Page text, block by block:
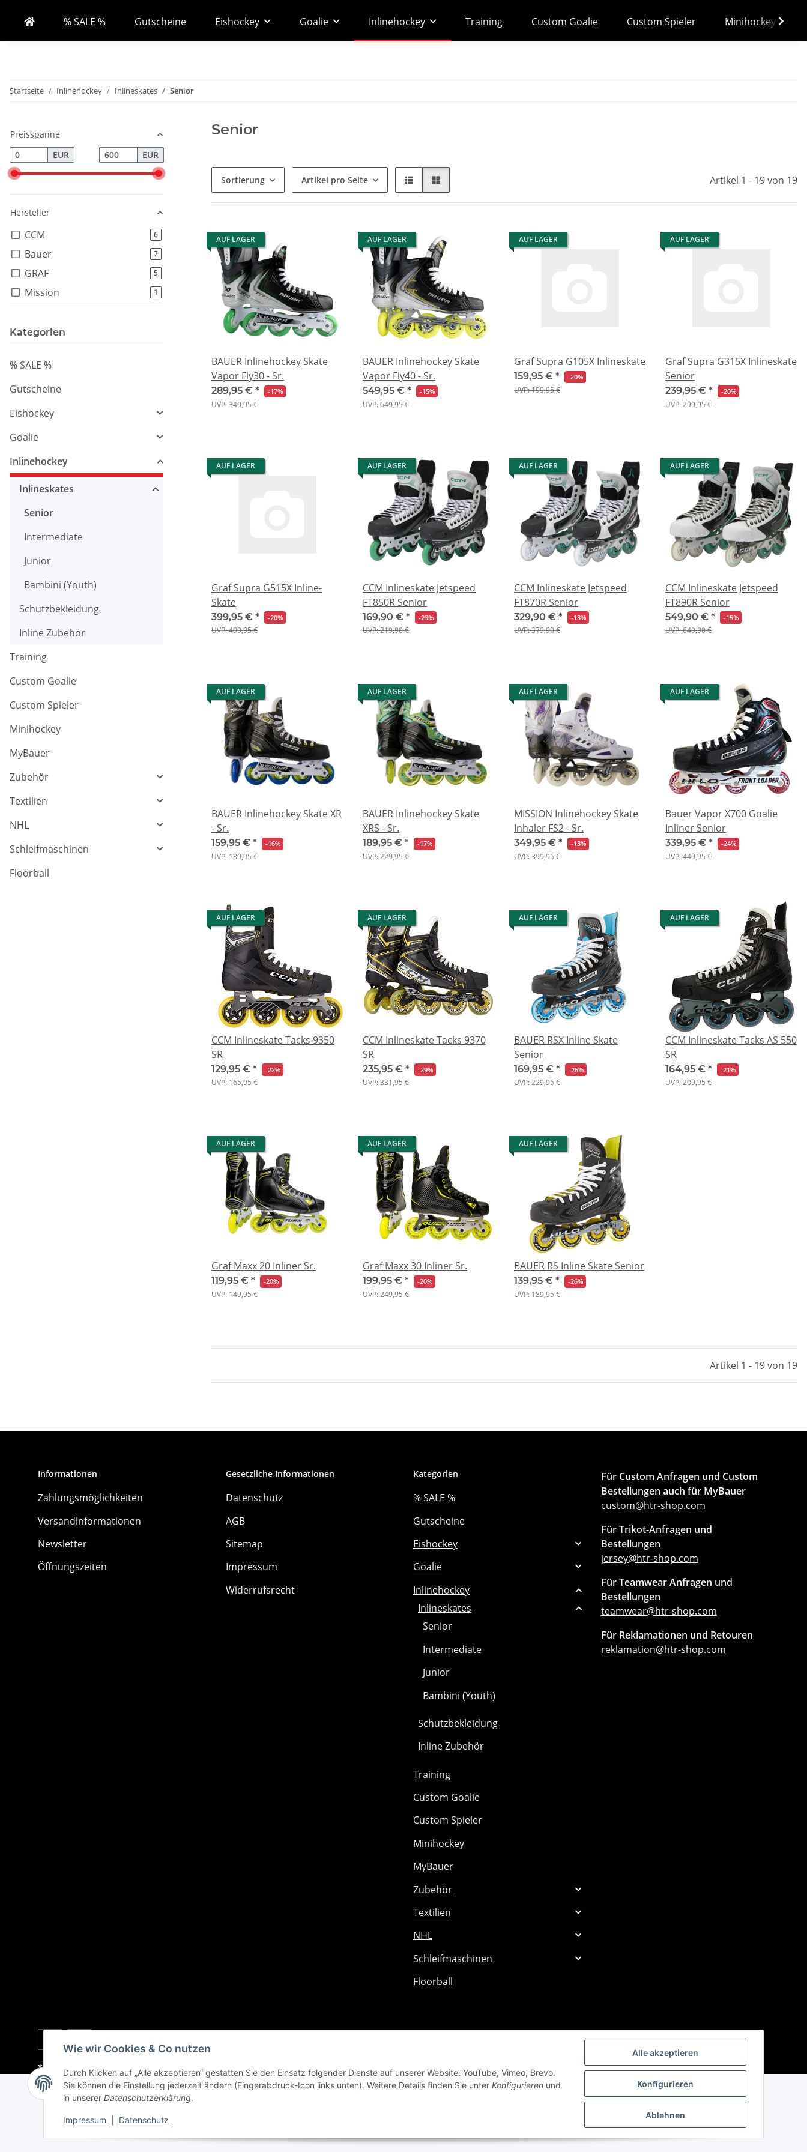
Alle akzeptieren
Konfigurieren
Ablehnen
Wie wir Cookies & Co nutzen
Durch Klicken auf „Alle akzeptieren“ gestatten Sie den Einsatz folgender Dienste auf unserer Website: YouTube, Vimeo, Brevo.
Sie können die Einstellung jederzeit ändern (Fingerabdruck-Icon links unten). Weitere Details finden Sie unter Konfigurieren und
in unserer Datenschutzerklärung.
Impressum Datenschutz
% SALE % Gutscheine Eishockey Goalie Inlinehockey Training Custom Goalie Custom Spieler Minihockey
Startseite Inlinehockey Inlineskates Senior
Senior
Sortierung Artikel pro Seite Artikel 1 - 19 von 19
AUF LAGER
BAUER Inlinehockey Skate
Vapor Fly30 - Sr.
289,95 € * -17%
UVP: 349,95 €
AUF LAGER
BAUER Inlinehockey Skate
Vapor Fly40 - Sr.
549,95 € * -15%
UVP: 649,95 €
AUF LAGER
Graf Supra G105X Inlineskate
159,95 € * -20%
UVP: 199,95 €
AUF LAGER
Graf Supra G315X Inlineskate
Senior
239,95 € * -20%
UVP: 299,95 €
AUF LAGER
Graf Supra G515X Inline-
Skate
399,95 € * -20%
UVP: 499,95 €
AUF LAGER
CCM Inlineskate Jetspeed
FT850R Senior
169,90 € * -23%
UVP: 219,90 €
AUF LAGER
CCM Inlineskate Jetspeed
FT870R Senior
329,90 € * -13%
UVP: 379,90 €
AUF LAGER
CCM Inlineskate Jetspeed
FT890R Senior
549,90 € * -15%
UVP: 649,90 €
AUF LAGER
BAUER Inlinehockey Skate XR
- Sr.
159,95 € * -16%
UVP: 189,95 €
AUF LAGER
BAUER Inlinehockey Skate
XRS - Sr.
189,95 € * -17%
UVP: 229,95 €
AUF LAGER
MISSION Inlinehockey Skate
Inhaler FS2 - Sr.
349,95 € * -13%
UVP: 399,95 €
AUF LAGER
Bauer Vapor X700 Goalie
Inliner Senior
339,95 € * -24%
UVP: 449,95 €
AUF LAGER
CCM Inlineskate Tacks 9350
SR
129,95 € * -22%
UVP: 165,95 €
AUF LAGER
CCM Inlineskate Tacks 9370
SR
235,95 € * -29%
UVP: 331,95 €
AUF LAGER
BAUER RSX Inline Skate
Senior
169,95 € * -26%
UVP: 229,95 €
AUF LAGER
CCM Inlineskate Tacks AS 550
SR
164,95 € * -21%
UVP: 209,95 €
AUF LAGER
Graf Maxx 20 Inliner Sr.
119,95 € * -20%
UVP: 149,95 €
AUF LAGER
Graf Maxx 30 Inliner Sr.
199,95 € * -20%
UVP: 249,95 €
AUF LAGER
BAUER RS Inline Skate Senior
139,95 € * -26%
UVP: 189,95 €
Artikel 1 - 19 von 19
Preisspanne
EUR
EUR
Hersteller
CCM 6Artikel gefunden
Bauer 7Artikel gefunden
GRAF 5Artikel gefunden
Mission 1
Kategorien
% SALE %
Gutscheine
Eishockey
Goalie
Inlinehockey
Inlineskates
Senior
Intermediate
Junior
Bambini (Youth)
Schutzbekleidung
Inline Zubehör
Training
Custom Goalie
Custom Spieler
Minihockey
MyBauer
Zubehör
Textilien
NHL
Schleifmaschinen
Floorball
Informationen
Zahlungsmöglichkeiten
Versandinformationen
Newsletter
Öffnungszeiten
Gesetzliche Informationen
Datenschutz
AGB
Sitemap
Impressum
Widerrufsrecht
Kategorien
% SALE %
Gutscheine
Eishockey
Goalie
Inlinehockey
Inlineskates
Senior
Intermediate
Junior
Bambini (Youth)
Schutzbekleidung
Inline Zubehör
Training
Custom Goalie
Custom Spieler
Minihockey
MyBauer
Zubehör
Textilien
NHL
Schleifmaschinen
Floorball
Für Custom Anfragen und Custom
Bestellungen auch für MyBauer
custom@htr-shop.com
Für Trikot-Anfragen und
Bestellungen
jersey@htr-shop.com
Für Teamwear Anfragen und
Bestellungen
teamwear@htr-shop.com
Für Reklamationen und Retouren
reklamation@htr-shop.com
* Alle Preise inkl. gesetzlicher USt., zzgl. Versand